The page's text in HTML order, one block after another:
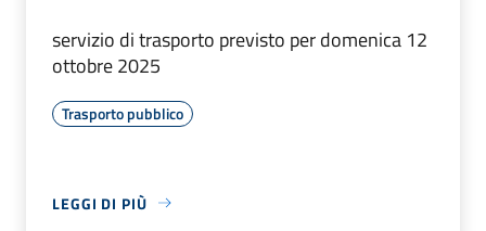
servizio di trasporto previsto per domenica 12
ottobre 2025
Trasporto pubblico
LEGGI DI PIÙ